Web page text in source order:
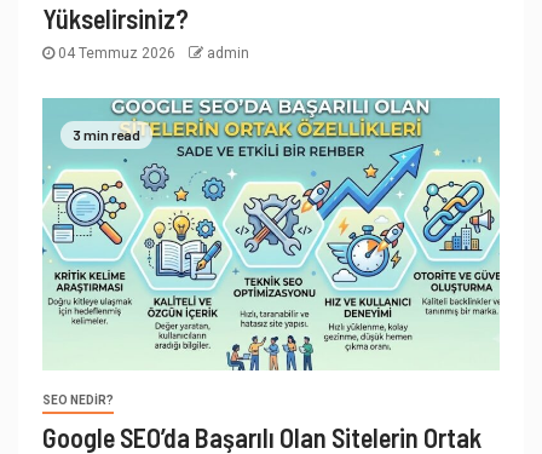
Yükselirsiniz?
04 Temmuz 2026 admin
3 min read
SEO NEDIR?
Google SEO’da Başarılı Olan Sitelerin Ortak